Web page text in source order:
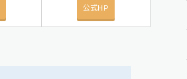
公式HP